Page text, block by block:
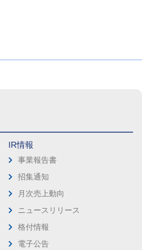
IR情報
事業報告書
招集通知
月次売上動向
ニュースリリース
格付情報
電子公告